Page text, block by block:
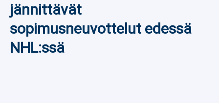
Yleisurheilu
Talviurheilu
jännittävät
sopimusneuvottelut edessä
NHL:ssä